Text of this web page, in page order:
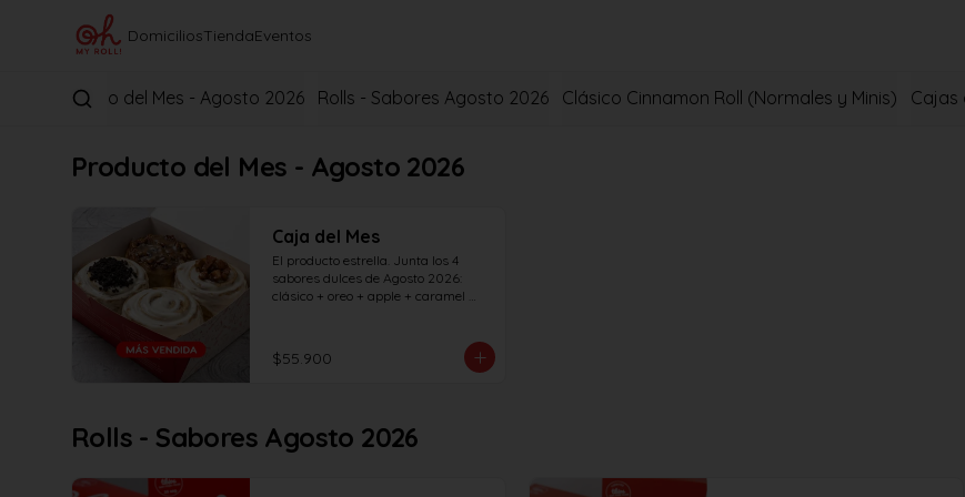
DomiciliosTiendaEventos
Producto del Mes - Agosto 2026 Rolls - Sabores Agosto 2026 Clásico Cinnamon Roll (Normales y Minis) Cajas
Producto del Mes - Agosto 2026
Caja del Mes
El producto estrella. Junta los 4
sabores dulces de Agosto 2026:
clásico + oreo + apple + caramel
¡Pruébalos todos antes de que se
vayan!
$55.900
Rolls - Sabores Agosto 2026